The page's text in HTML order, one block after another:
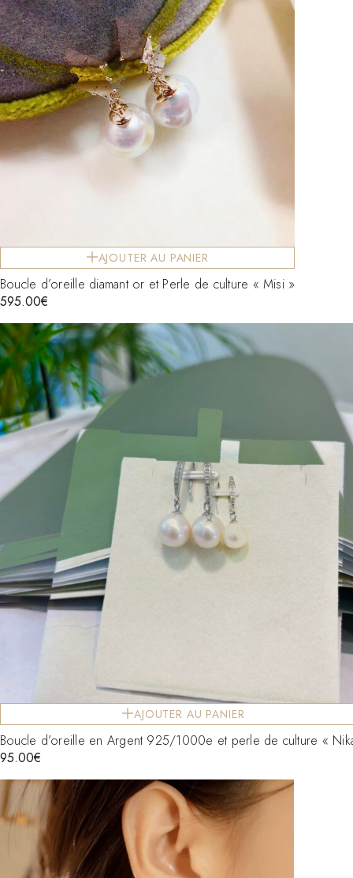
AJOUTER AU PANIER
Boucle d’oreille diamant or et Perle de culture « Misi »
595.00€
AJOUTER AU PANIER
Boucle d’oreille en Argent 925/1000e et perle de culture «
95.00€